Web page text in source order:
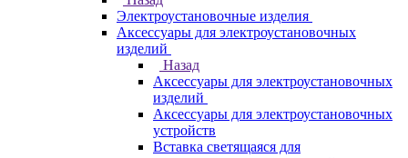
Электроустановочные изделия
Аксессуары для электроустановочных
изделий
Назад
Аксессуары для электроустановочных
изделий
Аксессуары для электроустановочных
устройств
Вставка светящаяся для